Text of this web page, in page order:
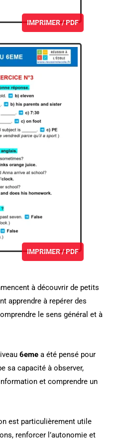
IMPRIMER / PDF
IMPRIMER / PDF
à découvrir de petits
apprendre à repérer des
le sens général et à
6eme a été pensé pour
sa capacité à observer,
et comprendre un
est particulièrement utile
renforcer l’autonomie et